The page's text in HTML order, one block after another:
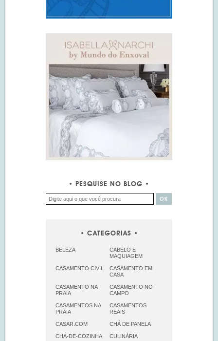
PESQUISE NO BLOG
CATEGORIAS
BELEZA
CABELO E
MAQUIAGEM
CASAMENTO CIVIL
CASAMENTO EM
CASA
CASAMENTO NA
PRAIA
CASAMENTO NO
CAMPO
CASAMENTOS NA
PRAIA
CASAMENTOS
REAIS
CASAR.COM CHÁ DE PANELA
CHÁ-DE-COZINHA CULINÁRIA